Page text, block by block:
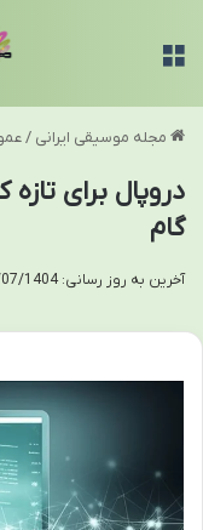
مجله موسیقی ایرانی /
دروپال برای
گام
آخرین به روز رسانی: 10/07/1404